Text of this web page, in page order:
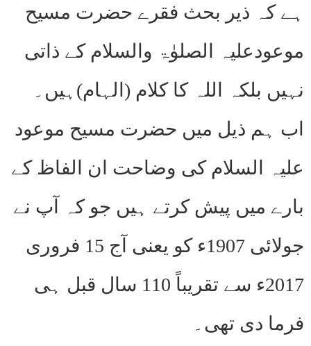
ہے کہ ذیر بحث فقرے حضرت مسیح
موعودعلیہ الصلوٰۃ والسلام کے ذاتی
نہیں بلکہ اللہ کا کلام (الہام)ہیں۔
اب ہم ذیل میں حضرت مسیح موعود
علیہ السلام کی وضاحت ان الفاظ کے
بارے میں پیش کرتے ہیں جو کہ آپ نے
جولائی 1907ء کو یعنی آج 15 فروری
2017ء سے تقریباً 110 سال قبل ہی
فرما دی تھی۔